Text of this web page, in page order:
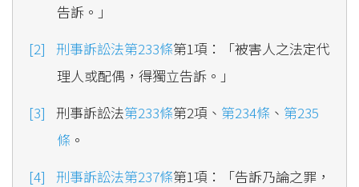
告訴。」
刑事訴訟法第233條第1項：「被害人之法定代
理人或配偶，得獨立告訴。」
刑事訴訟法第233條第2項、 第234條 、 第235
條 。
刑事訴訟法第237條第1項：「告訴乃論之罪，